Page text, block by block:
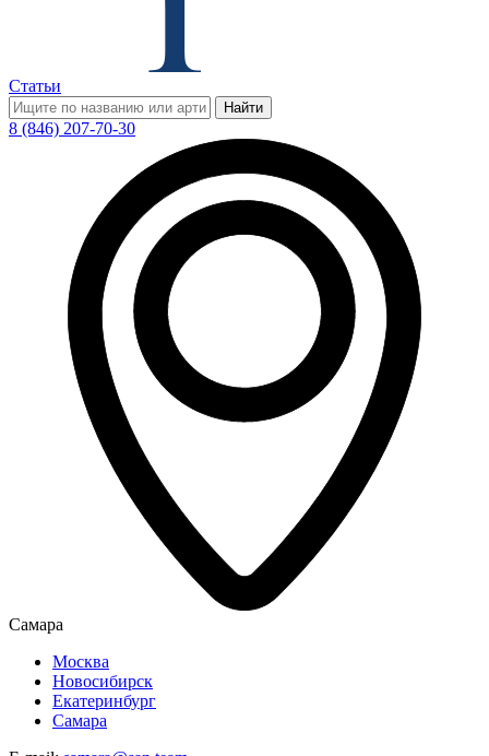
Статьи
Найти
8 (846) 207-70-30
Самара
Москва
Новосибирск
Екатеринбург
Самара